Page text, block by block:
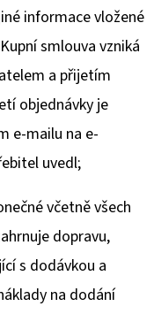
informace vložené
smlouva vzniká
a přijetím
objednávky je
e-mailu na e-
uvedl;
včetně všech
dopravu,
s dodávkou a
na dodání